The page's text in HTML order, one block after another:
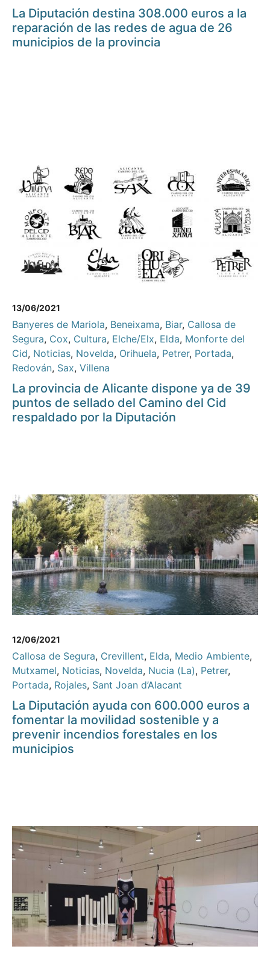
La Diputación destina 308.000 euros a la
reparación de las redes de agua de 26
municipios de la provincia
13/06/2021
Banyeres de Mariola, Beneixama, Biar, Callosa de
Segura, Cox, Cultura, Elche/Elx, Elda, Monforte del
Cid, Noticias, Novelda, Orihuela, Petrer, Portada,
Redován, Sax, Villena
La provincia de Alicante dispone ya de 39
puntos de sellado del Camino del Cid
respaldado por la Diputación
12/06/2021
Callosa de Segura, Crevillent, Elda, Medio Ambiente,
Mutxamel, Noticias, Novelda, Nucia (La), Petrer,
Portada, Rojales, Sant Joan d’Alacant
La Diputación ayuda con 600.000 euros a
fomentar la movilidad sostenible y a
prevenir incendios forestales en los
municipios